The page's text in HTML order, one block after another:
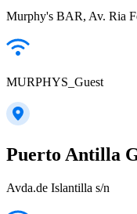
Murphy's BAR, Av. Ria
MURPHYS_Guest
Puerto Antilla
Avda.de Islantilla s/n